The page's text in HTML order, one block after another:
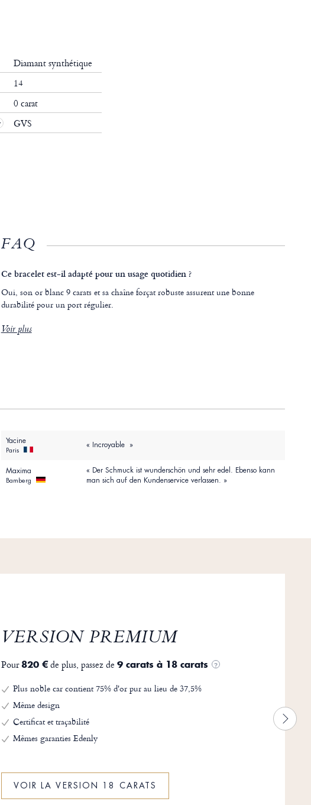
Diamant synthétique
14
0 carat
GVS
FAQ
Ce bracelet est-il adapté pour un usage quotidien ?
Oui, son or blanc 9 carats et sa chaîne forçat robuste assurent une bonne
durabilité pour un port régulier.
Voir plus
Yacine
Paris
« Incroyable »
Maxima
Bamberg
« Der Schmuck ist wunderschön und sehr edel. Ebenso kann
man sich auf den Kundenservice verlassen. »
VERSION PREMIUM
Pour820 €de plus, passez de 9 carats à 18 carats ?
Plus noble car contient 75% d'or pur au lieu de 37,5%
Même design
Certificat et traçabilité
Mêmes garanties Edenly
VOIR LA VERSION 18 CARATS